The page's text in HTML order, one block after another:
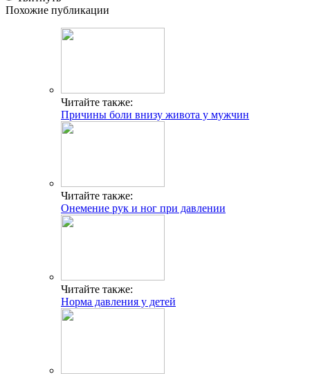
Похожие публикации
Читайте также:
Причины боли внизу живота у мужчин
Читайте также:
Онемение рук и ног при давлении
Читайте также:
Норма давления у детей